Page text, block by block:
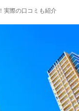
実際の口コミも紹介